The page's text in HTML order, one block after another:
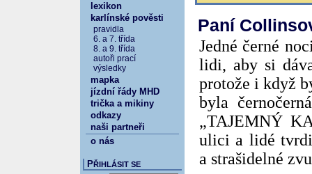
Paní
Jedné černé
lidi, aby si
protože i když
byla
„TAJEMNÝ
ulici a lidé
a strašidelné
lexikon
karlínské pověsti
pravidla
6. a 7. třída
8. a 9. třída
autoři prací
výsledky
mapka
jízdní řády MHD
trička a mikiny
odkazy
naši partneři
o nás
PŘIHLÁSIT SE